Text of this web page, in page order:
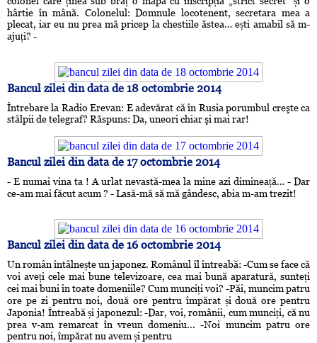
hârtie în mână. Colonelul: Domnule locotenent, secretara mea a
plecat, iar eu nu prea mă pricep la chestiile ăstea… ești amabil să m-
ajuți? -
Bancul zilei din data de 18 octombrie 2014
Întrebare la Radio Erevan: E adevărat că în Rusia porumbul creşte ca
stâlpii de telegraf? Răspuns: Da, uneori chiar şi mai rar!
Bancul zilei din data de 17 octombrie 2014
- E numai vina ta ! A urlat nevastă-mea la mine azi dimineață… - Dar
ce-am mai făcut acum ? - Lasă-mă să mă gândesc, abia m-am trezit!
Bancul zilei din data de 16 octombrie 2014
Un român întâlnește un japonez. Românul îl întreabă: -Cum se face că
voi aveți cele mai bune televizoare, cea mai bună aparatură, sunteți
cei mai buni în toate domeniile? Cum munciți voi? -Păi, muncim patru
ore pe zi pentru noi, două ore pentru împărat și două ore pentru
Japonia! Întreabă și japonezul: -Dar, voi, românii, cum munciți, că nu
prea v-am remarcat în vreun domeniu... -Noi muncim patru ore
pentru noi, împărat nu avem și pentru